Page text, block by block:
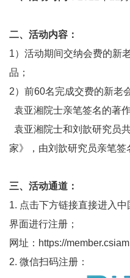
二、活动内容：
1）活动期间交纳会费的新
品；
2）前60名完成交费的新老
袁亚湘院士亲笔签名的著
袁亚湘院士和刘歆研究员
家》，由刘歆研究员亲笔签
三、活动通道：
1. 点击下方链接直接进入
界面进行注册；
网址： https://
2. 微信扫码注册：